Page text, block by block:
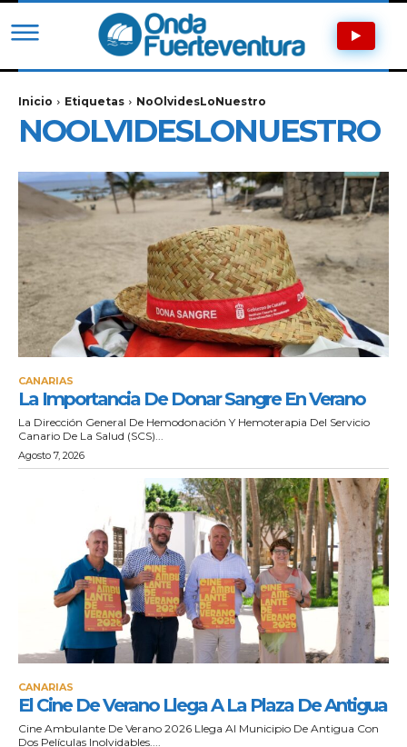
Inicio Etiquetas NoOlvidesLoNuestro
NOOLVIDESLONUESTRO
CANARIAS
La Importancia De Donar Sangre En Verano
La Dirección General De Hemodonación Y Hemoterapia Del Servicio
Canario De La Salud (SCS)...
Agosto 7, 2026
CANARIAS
El Cine De Verano Llega A La Plaza De Antigua
Cine Ambulante De Verano 2026 Llega Al Municipio De Antigua Con
Dos Películas Inolvidables....